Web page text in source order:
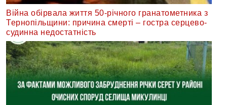
Війна обірвала життя 50-річного гранатометника з
Тернопільщини: причина смерті – гостра серцево-
судинна недостатність